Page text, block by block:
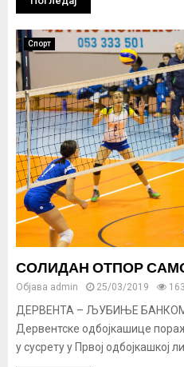
Спорт
СОЛИДАН ОТПОР
Објава admin 25/03/2019 163
ДЕРВЕНТА – ЉУБИЊЕ БАНКОМ
Дервентске одбојкашице
у сусрету у Првој одбојкашкој